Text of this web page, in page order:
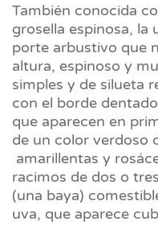
También conocida
grosella espinosa, la
porte arbustivo que
altura, espinoso y
simples y de silueta
con el borde
que aparecen en
de un color verdoso
amarillentas y
racimos de dos o
(una baya)
uva, que aparece